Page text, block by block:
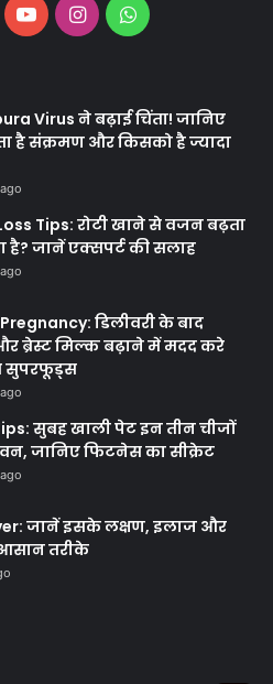
YouTubeInstagramWhatsApp
Virus ने बढ़ाई चिंता! जानिए
है संक्रमण और किसको है ज्यादा
Tips: रोटी खाने से वजन बढ़ता
है? जानें एक्सपर्ट की सलाह
डिलीवरी के बाद
ब्रेस्ट मिल्क बढ़ाने में मदद करे
सुपरफूड्स
सुबह खाली पेट इन तीन चीजों
जानिए फिटनेस का सीक्रेट
जानें इसके लक्षण, इलाज और
तरीके